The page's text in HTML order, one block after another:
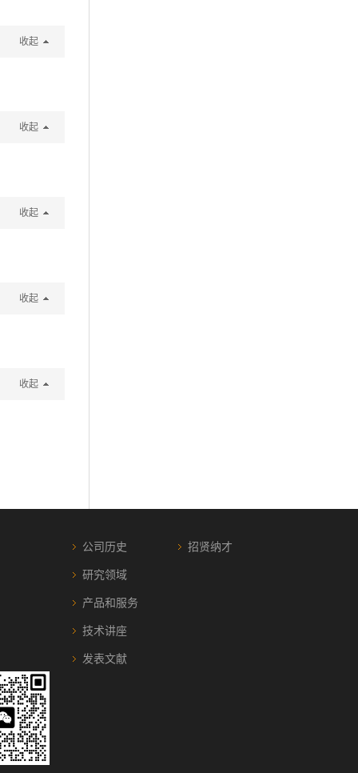
收起
收起
收起
收起
收起
公司历史
研究领域
产品和服务
技术讲座
发表文献
招贤纳才